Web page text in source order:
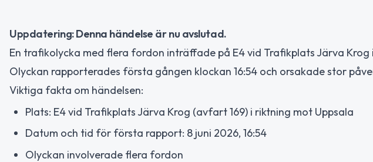
Uppdatering: Denna händelse är nu avslutad.
En trafikolycka med flera fordon inträffade på E4 vid Trafikplats Järva Krog
Olyckan rapporterades första gången klockan 16:54 och orsakade stor
Viktiga fakta om händelsen:
Plats: E4 vid Trafikplats Järva Krog (avfart 169) i riktning mot Uppsala
Datum och tid för första rapport: 8 juni 2026, 16:54
Olyckan involverade flera fordon